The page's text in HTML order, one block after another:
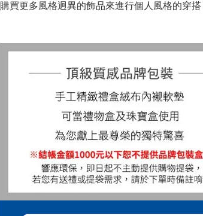
購買更多風格迥異的飾品來進行個人風格的穿